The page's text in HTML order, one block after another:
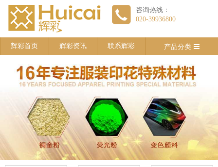
咨询热线：
020-39936800
辉彩首页 辉彩资讯 联系辉彩 产品分类